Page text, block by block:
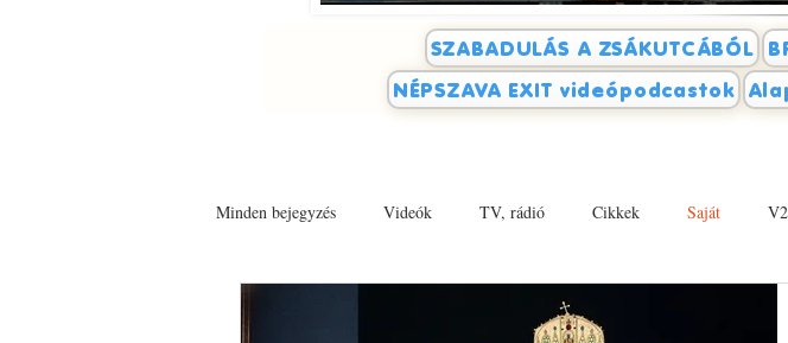
SZABADULÁS A ZSÁKUTCÁBÓL
NÉPSZAVA EXIT videópodcastok
Minden bejegyzés Videók TV, rádió Cikkek Saját